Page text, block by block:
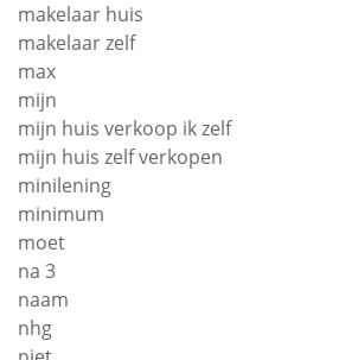
makelaar huis
makelaar zelf
max
mijn
mijn huis verkoop ik zelf
mijn huis zelf verkopen
minilening
minimum
moet
na 3
naam
nhg